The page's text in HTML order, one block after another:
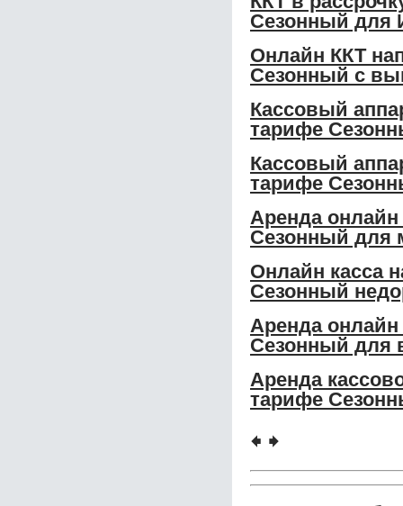
Сезонный для
Онлайн ККТ
Сезонный с
Кассовый
тарифе
Кассовый
тарифе
Аренда онлайн
Сезонный для
Онлайн касса
Сезонный
Аренда онлайн
Сезонный для
Аренда
тарифе
🠸 🠺